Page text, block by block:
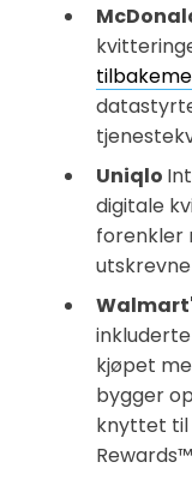
Uniqlo
digitale
forenkler
kjøpet
bygger
knyttet til